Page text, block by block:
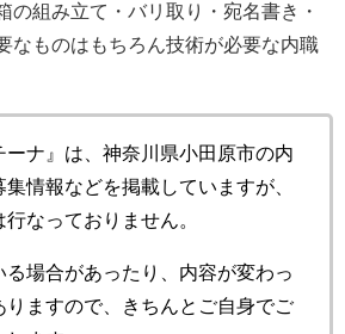
の組み立て・バリ取り・宛名書き・
なものはもちろん技術が必要な内職
ーナ』は、神奈川県小田原市の内
情報などを掲載していますが、
なっておりません。
場合があったり、内容が変わっ
りますので、きちんとご自身でご